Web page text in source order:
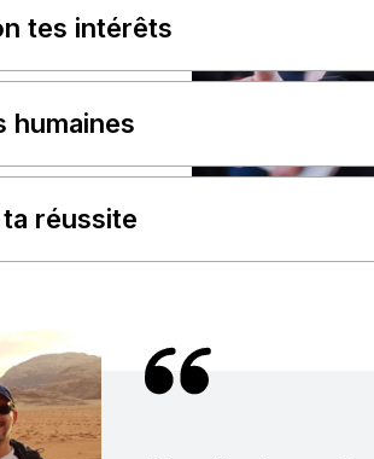
tes intérêts
humaines
réussite